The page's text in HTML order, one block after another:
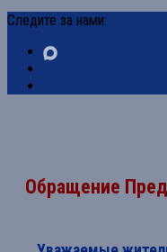
Следите за нами:
Обращение